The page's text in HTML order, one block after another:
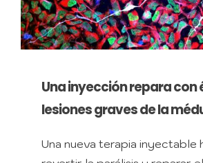
Una inyección repara con
lesiones graves de la
Una nueva terapia inyectable